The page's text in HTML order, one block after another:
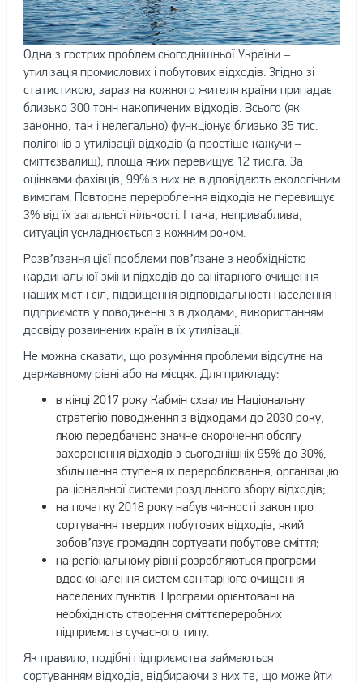
Одна з гострих проблем сьогоднішньої України –
утилізація промислових і побутових відходів. Згідно зі
статистикою, зараз на кожного жителя країни припадає
близько 300 тонн накопичених відходів. Всього (як
законно, так і нелегально) функціонує близько 35 тис.
полігонів з утилізації відходів (а простіше кажучи –
сміттєзвалищ), площа яких перевищує 12 тис.га. За
оцінками фахівців, 99% з них не відповідають екологічним
вимогам. Повторне перероблення відходів не перевищує
3% від їх загальної кількості. І така, неприваблива,
ситуація ускладнюється з кожним роком.
Розв’язання цієї проблеми пов’язане з необхідністю
кардинальної зміни підходів до санітарного очищення
наших міст і сіл, підвищення відповідальності населення і
підприємств у поводженні з відходами, використанням
досвіду розвинених країн в їх утилізації.
Не можна сказати, що розуміння проблеми відсутнє на
державному рівні або на місцях. Для прикладу:
в кінці 2017 року Кабмін схвалив Національну
стратегію поводження з відходами до 2030 року,
якою передбачено значне скорочення обсягу
захоронення відходів з сьогоднішніх 95% до 30%,
збільшення ступеня їх перероблювання, організацію
раціональної системи роздільного збору відходів;
на початку 2018 року набув чинності закон про
сортування твердих побутових відходів, який
зобов’язує громадян сортувати побутове сміття;
на регіональному рівні розробляються програми
вдосконалення систем санітарного очищення
населених пунктів. Програми орієнтовані на
необхідність створення сміттєпереробних
підприємств сучасного типу.
Як правило, подібні підприємства займаються
сортуванням відходів, відбираючи з них те, що може йти